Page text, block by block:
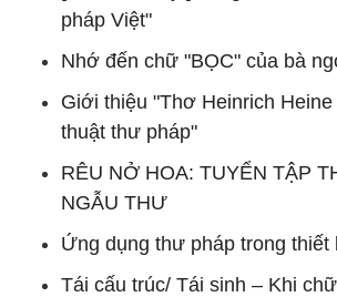
pháp Việt"
Nhớ đến chữ "BỌC" của bà
Giới thiệu "Thơ Heinrich
thuật thư pháp"
RÊU NỞ HOA: TUYỂN TẬP
NGẪU THƯ
Ứng dụng thư pháp trong thiết
Tái cấu trúc/ Tái sinh – Khi